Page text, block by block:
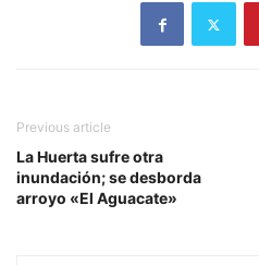
Previous article
La Huerta sufre otra
inundación; se desborda
arroyo «El Aguacate»